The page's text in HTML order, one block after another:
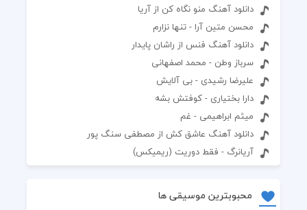
دانلود آهنگ منو نگاه کن از آریا
محسن متین آرا - تنها نزارم
دانلود آهنگ فنس از راشان پایدار
سرباز وطن - محمد اصفهانی
علیرضا رشیدی - بی آلایش
دارا بختیاری - کوفتش بشه
میثم ابراهیمی - غم
دانلود آهنگ عاشق کش از مصطفی سنگ پور
آریانرگ - فقط دوریت (ریمیکس)
محبوبترین موسیقی ها